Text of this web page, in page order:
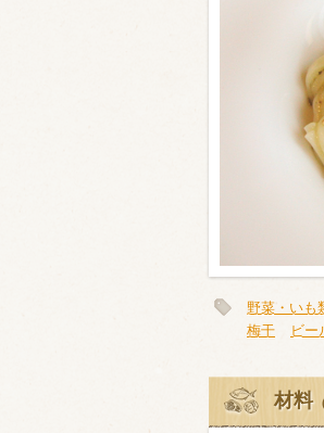
ビール
赤ワイン
野菜・いも
梅干
ビー
材料